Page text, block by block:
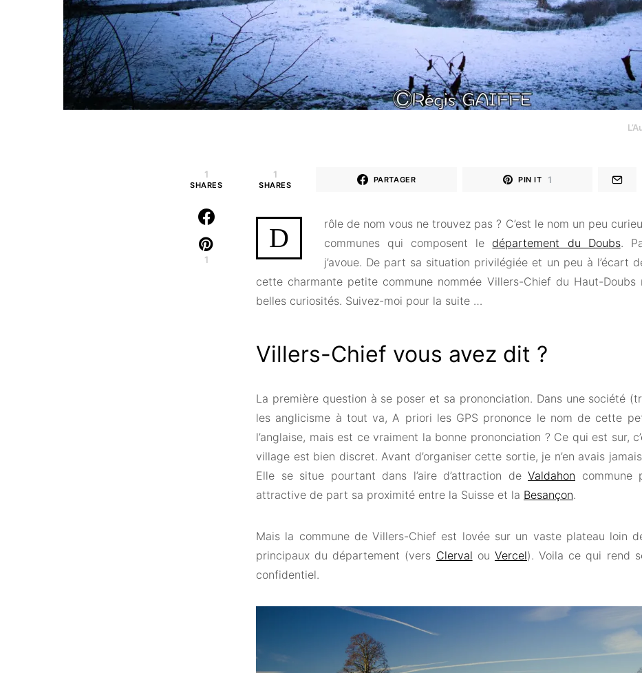
1
SHARES
1
1
SHARES
PARTAGER PIN IT 1
D
rôle de nom vous ne trouvez pas ? C’est le nom un peu
communes qui composent le département du Doubs.
j’avoue. De part sa situation privilégiée et un peu à l’écart
cette charmante petite commune nommée Villers-Chief du Haut-Doubs
belles curiosités. Suivez-moi pour la suite …
Villers-Chief vous avez dit ?
La première question à se poser et sa prononciation. Dans une société
les anglicisme à tout va, A priori les GPS prononce le nom de cette
l’anglaise, mais est ce vraiment la bonne prononciation ? Ce qui est sur,
village est bien discret. Avant d’organiser cette sortie, je n’en avais
Elle se situe pourtant dans l’aire d’attraction de Valdahon commune
attractive de part sa proximité entre la Suisse et la Besançon.
Mais la commune de Villers-Chief est lovée sur un vaste plateau loin
principaux du département (vers Clerval ou Vercel). Voila ce qui rend
confidentiel.